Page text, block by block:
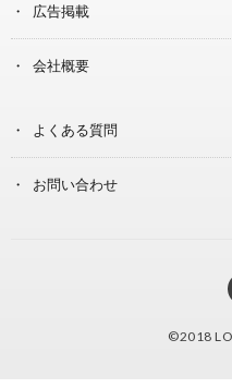
広告掲載
会社概要
よくある質問
お問い合わせ
©2018